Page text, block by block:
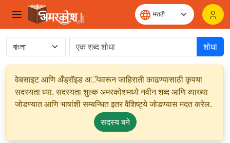
शोधा
वेबसाइट आणि अँड्रॉइड अॅपवरून जाहिराती काढण्यासाठी कृपया
सदस्यता घ्या. सदस्यता शुल्क अमरकोशमध्ये नवीन शब्द आणि व्याख्या
जोडण्यात आणि भाषांशी सम्बन्धित इतर वैशिष्ट्ये जोडण्यास मदत करेल.
सदस्य बने